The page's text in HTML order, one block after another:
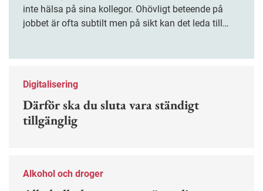
inte hälsa på sina kollegor. Ohövligt beteende på
jobbet är ofta subtilt men på sikt kan det leda till
Digitalisering
Därför ska du sluta vara ständigt
tillgänglig
Alkohol och droger